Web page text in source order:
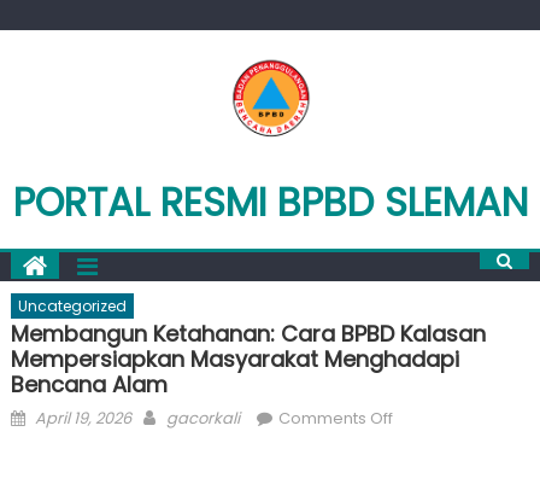
PORTAL RESMI BPBD SLEMAN
Uncategorized
Membangun Ketahanan: Cara BPBD Kalasan
Mempersiapkan Masyarakat Menghadapi
Bencana Alam
Posted
April 19, 2026 Author
gacorkali Comments Offon